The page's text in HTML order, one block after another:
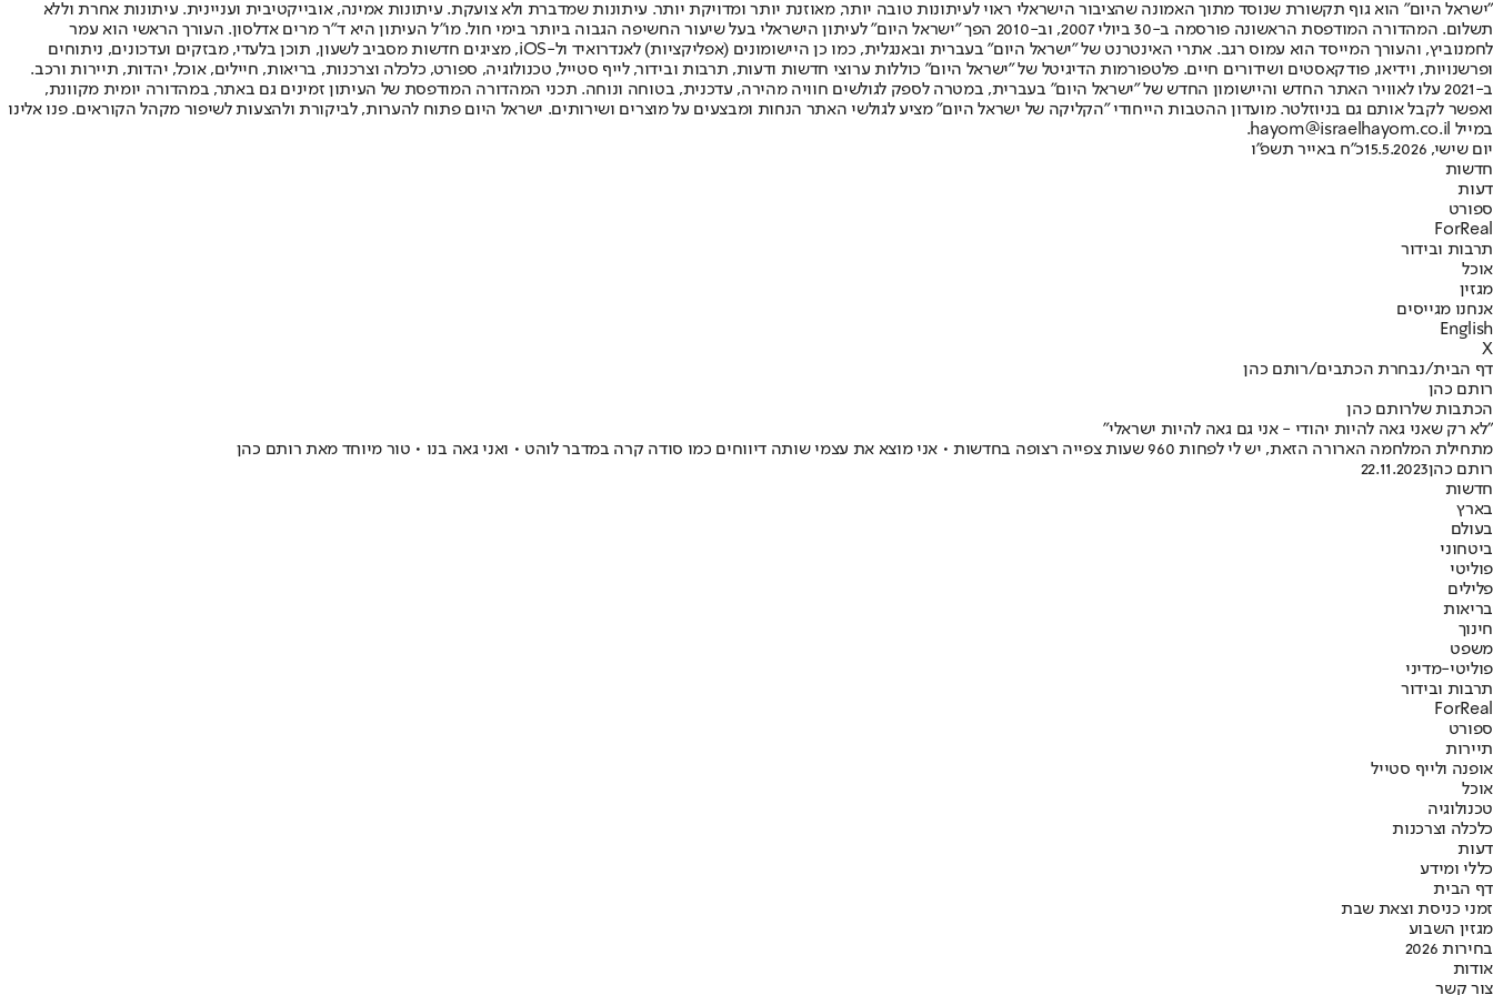
"ישראל היום" הוא גוף תקשורת שנוסד מתוך האמונה שהציבור הישראלי ראוי לעיתונות טובה יותר, מאוזנת יותר ומדויקת יותר. עיתונות שמדברת ולא צועקת. עיתונות אמינה, אובייקטיבית ועניינית. עיתונות אחרת וללא
תשלום. המהדורה המודפסת הראשונה פורסמה ב-30 ביולי 2007, וב-2010 הפך "ישראל היום" לעיתון הישראלי בעל שיעור החשיפה הגבוה ביותר בימי חול. מו"ל העיתון היא ד"ר מרים אדלסון. העורך הראשי הוא עמר
לחמנוביץ, והעורך המייסד הוא עמוס רגב. אתרי האינטרנט של "ישראל היום" בעברית ובאנגלית, כמו כן היישומונים (אפליקציות) לאנדרואיד ול-iOS, מציגים חדשות מסביב לשעון, תוכן בלעדי, מבזקים ועדכונים, ניתוחים
ופרשנויות, וידיאו, פודקאסטים ושידורים חיים. פלטפורמות הדיגיטל של "ישראל היום" כוללות ערוצי חדשות ודעות, תרבות ובידור, לייף סטייל, טכנולוגיה, ספורט, כלכלה וצרכנות, בריאות, חיילים, אוכל, יהדות, תיירות ורכב.
ב-2021 עלו לאוויר האתר החדש והיישומון החדש של "ישראל היום" בעברית, במטרה לספק לגולשים חוויה מהירה, עדכנית, בטוחה ונוחה. תכני המהדורה המודפסת של העיתון זמינים גם באתר, במהדורה יומית מקוונת,
ואפשר לקבל אותם גם בניוזלטר. מועדון ההטבות הייחודי "הקליקה של ישראל היום" מציע לגולשי האתר הנחות ומבצעים על מוצרים ושירותים. ישראל היום פתוח להערות, לביקורת ולהצעות לשיפור מקהל הקוראים. פנו אלינו
במייל hayom@israelhayom.co.il.
יום שישי, 15.5.2026
כ"ח באייר תשפ"ו
חדשות
דעות
ספורט
ForReal
תרבות ובידור
אוכל
מגזין
אנחנו מגייסים
English
X
דף הבית/נבחרת הכתבים/רותם כהן
רותם כהן
הכתבות שלרותם כהן
"לא רק שאני גאה להיות יהודי - אני גם גאה להיות ישראלי"
מתחילת המלחמה הארורה הזאת, יש לי לפחות 960 שעות צפייה רצופה בחדשות • אני מוצא את עצמי שותה דיווחים כמו סודה קרה במדבר לוהט • ואני גאה בנו • טור מיוחד מאת רותם כהן
רותם כהן22.11.2023
חדשות
בארץ
בעולם
ביטחוני
פוליטי
פלילים
בריאות
חינוך
משפט
פוליטי-מדיני
תרבות ובידור
ForReal
ספורט
תיירות
אופנה ולייף סטייל
אוכל
טכנולוגיה
כלכלה וצרכנות
דעות
כללי ומידע
דף הבית
זמני כניסת וצאת שבת
מגזין השבוע
בחירות 2026
אודות
צור קשר